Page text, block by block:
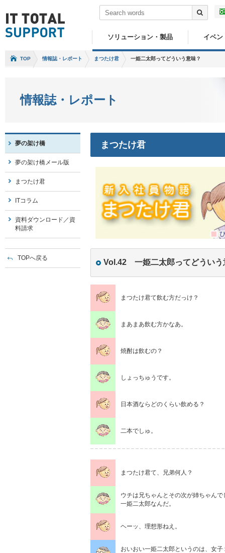
ソリューション・製品 イベン
TOP 情報誌・レポート まつたけ君 一姫二太郎ってどういう意味？
情報誌・レポート
まつたけ君
Vol.42 一姫二太郎ってどうい
まつたけ君て飲む方だっけ？
まあまあ飲む方かなあ。
焼酎は飲むの？
しょっちゅうです。
日本酒ならどのくらい飲める？
二本でしゅ。
まつたけ君て、兄弟何人？
ウチは兄ちゃんとその次が姉ちゃん
一姫二太郎なんだ。
ヘーッ、理想形ねえ。
おいおい一姫二太郎というのは、女
夢の架け橋
夢の架け橋メール版
まつたけ君
ITコラム
資料ダウンロード／資
料請求
TOPへ戻る